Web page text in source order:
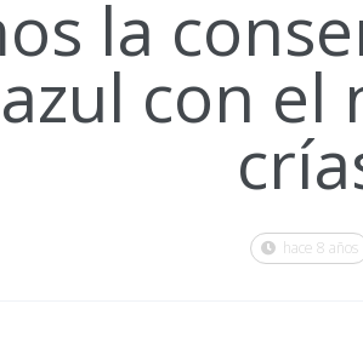
la
con el
hace 8 años